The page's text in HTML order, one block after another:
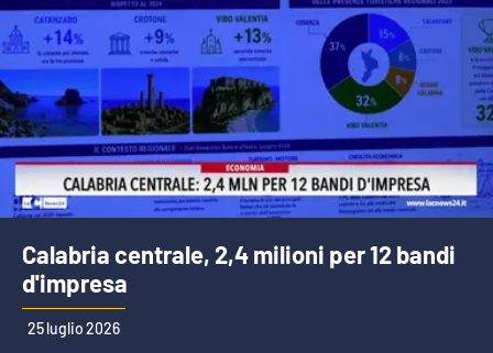
Calabria centrale, 2,4 milioni per 12 bandi
d'impresa
25 luglio 2026